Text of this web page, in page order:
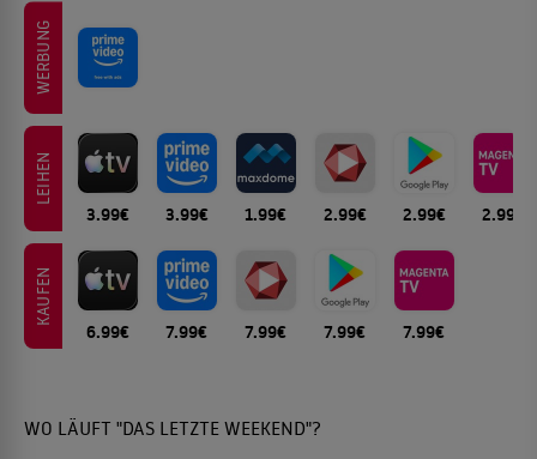
WERBUNG
LEIHEN
3.99€ 3.99€ 1.99€ 2.99€ 2.99€ 2.99€
KAUFEN
6.99€ 7.99€ 7.99€ 7.99€ 7.99€
WO LÄUFT "DAS LETZTE WEEKEND"?